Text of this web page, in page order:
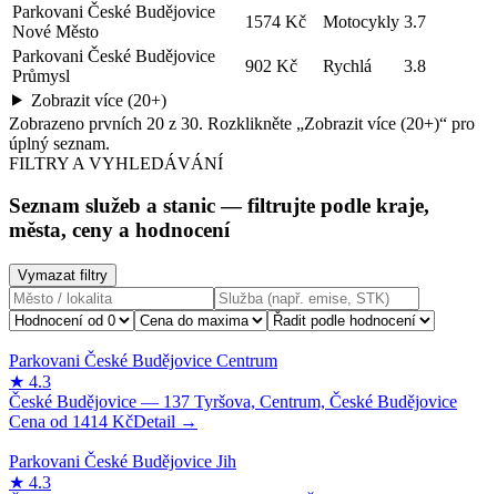
Parkovani České Budějovice
Nové Město
1574 Kč Motocykly 3.7
Parkovani České Budějovice
Průmysl
902 Kč Rychlá
3.8
Zobrazit více (20+)
Zobrazeno prvních 20 z 30. Rozklikněte „Zobrazit více (20+)“ pro
úplný seznam.
FILTRY A VYHLEDÁVÁNÍ
Seznam služeb a stanic— filtrujte podle kraje,
města, ceny a hodnocení
Vymazat filtry
1414 Kč